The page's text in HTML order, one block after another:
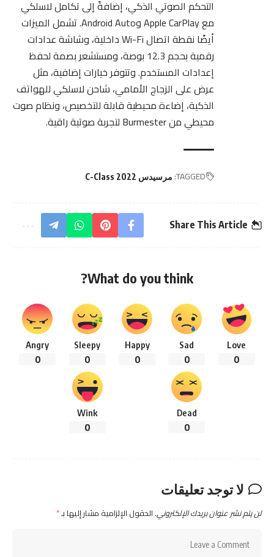
التحكم الصوتي الذكي، إضافةً إلى تكامل لاسلكي
مع Apple CarPlay وAndroid Auto. تشمل الميزات
أيضًا نقطة اتصال Wi-Fi داخلية، وشاشة عدادات
رقمية بحجم 12.3 بوصة، ومستشعر بصمة لحفظ
إعدادات المستخدم. وتتوفر خيارات إضافية، مثل
عرض على الزجاج الأمامي، شاحن لاسلكي للهواتف
الذكية، إضاءة محيطية قابلة للتخصيص، ونظام صوت
محيطي من Burmester لتجربة صوتية راقية.
TAGGED: مرسيدس C-Class 2022
Share This Article
What do you think?
Love
0
Sad
0
Happy
0
Sleepy
0
Angry
0
Dead
0
Wink
0
لا توجد تعليقات
لن يتم نشر عنوان بريدك الإلكتروني. الحقول الإلزامية مشار إليها بـ*